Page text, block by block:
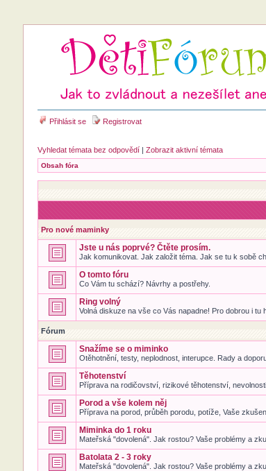
Přihlásit se Registrovat
Vyhledat témata bez odpovědí| Zobrazit aktivní témata
Obsah fóra
Pro nové maminky
Jste u nás poprvé? Čtěte prosím.
Jak komunikovat. Jak založit téma. Jak se tu k sobě
O tomto fóru
Co Vám tu schází? Návrhy a postřehy.
Ring volný
Volná diskuze na vše co Vás napadne! Pro dobrou i tu
Fórum
Snažíme se o miminko
Otěhotnění, testy, neplodnost, interupce. Rady a
Těhotenství
Příprava na rodičovství, rizikové těhotenství,
Porod a vše kolem něj
Příprava na porod, průběh porodu, potíže, Vaše
Miminka do 1 roku
Mateřská "dovolená". Jak rostou? Vaše problémy a
Batolata 2 - 3 roky
Mateřská "dovolená". Jak rostou? Vaše problémy a